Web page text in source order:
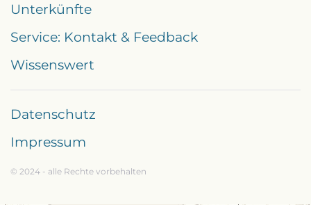
Unterkünfte
Service: Kontakt & Feedback
Wissenswert
Datenschutz
Impressum
© 2024 - alle Rechte vorbehalten